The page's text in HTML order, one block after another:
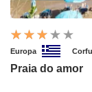
Europa Corfu
Praia do amor